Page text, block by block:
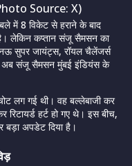
Source: X)
में 8 विकेट से हराने के बाद
लेकिन कप्तान संजू सैमसन का
सुपर जायंट्स, रॉयल चैलेंजर्स
अब संजू सैमसन मुंबई इंडियंस के
लग गई थी। वह बल्लेबाजी कर
हर्ट हो गए थे। इस बीच,
अपडेट दिया है।